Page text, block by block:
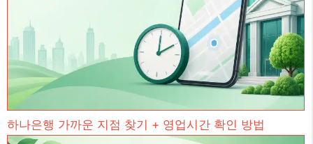
하나은행 가까운 지점 찾기 + 영업시간 확인 방법